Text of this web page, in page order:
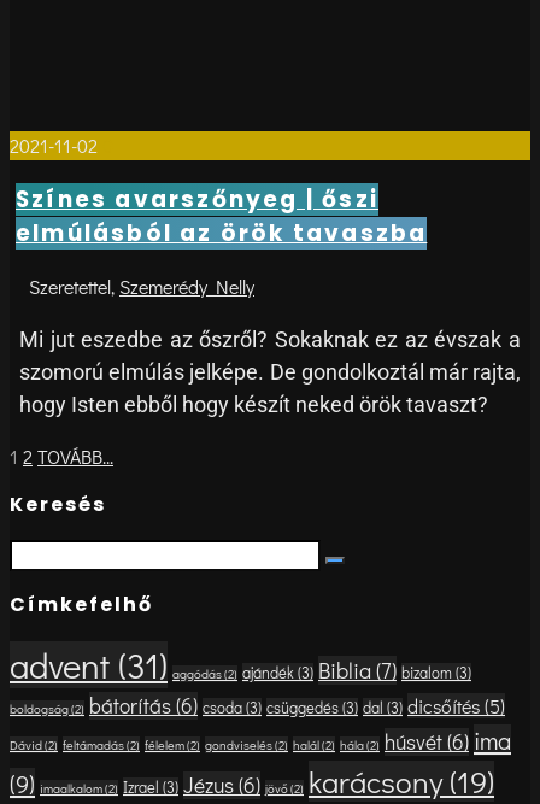
2021-11-02
Színes avarszőnyeg | őszi
elmúlásból az örök tavaszba
Szemerédy Nelly
Mi jut eszedbe az őszről? Sokaknak ez az évszak a
szomorú elmúlás jelképe. De gondolkoztál már rajta,
hogy Isten ebből hogy készít neked örök tavaszt?
Posts
navigation
1 2TOVÁBB...
Keresés
Címkefelhő
advent (31) aggódás(2) ajándék(3) Biblia (7) bizalom(3)
boldogság(2) bátorítás(6) csoda(3) csüggedés(3) dal (3) dicsőítés(5)
Dávid(2) feltámadás(2) félelem(2) gondviselés(2) halál(2) hála(2) húsvét(6) ima
(9) imaalkalom(2) Izrael (3) Jézus(6) jövő(2) karácsony(19)